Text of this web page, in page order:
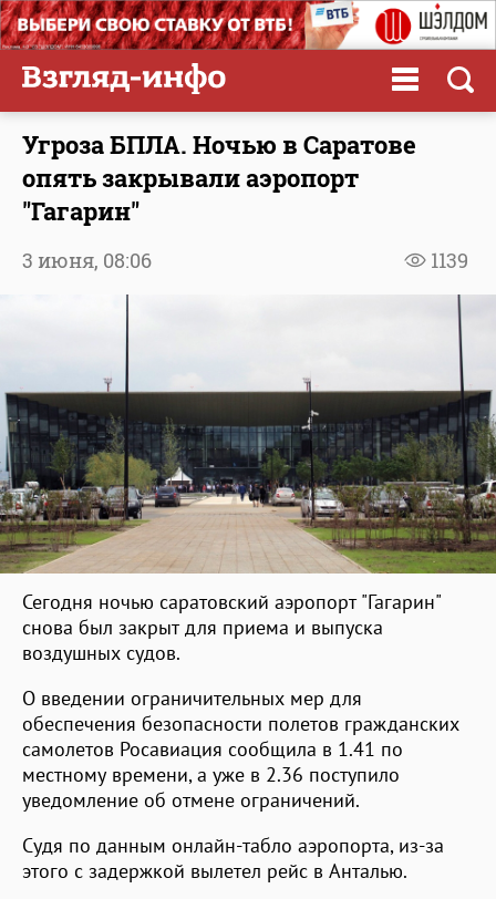
Угроза БПЛА. Ночью в Саратове
опять закрывали аэропорт
"Гагарин"
1139
3 июня, 08:06
Сегодня ночью саратовский аэропорт "Гагарин"
снова был закрыт для приема и выпуска
воздушных судов.
О введении ограничительных мер для
обеспечения безопасности полетов гражданских
самолетов Росавиация сообщила в 1.41 по
местному времени, а уже в 2.36 поступило
уведомление об отмене ограничений.
Судя по данным онлайн-табло аэропорта, из-за
этого с задержкой вылетел рейс в Анталью.